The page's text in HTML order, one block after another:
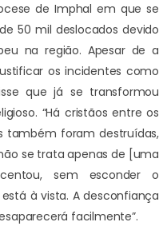
de Imphal em que se
50 mil deslocados devido
na região. Apesar de a
os incidentes como
que já se transformou
“Há cristãos entre os
também foram destruídas,
se trata apenas de [uma
sem esconder o
à vista. A desconfiança
facilmente”.